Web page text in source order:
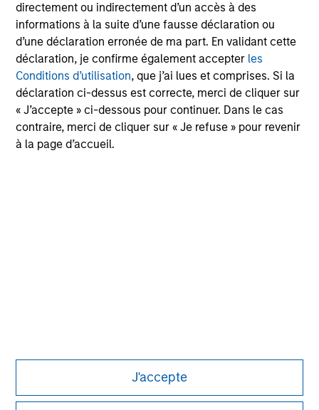
directement ou indirectement d’un accès à des
informations à la suite d’une fausse déclaration ou
d’une déclaration erronée de ma part. En validant cette
déclaration, je confirme également accepter les
Conditions d’utilisation, que j’ai lues et comprises. Si la
déclaration ci-dessus est correcte, merci de cliquer sur
« J’accepte » ci-dessous pour continuer. Dans le cas
contraire, merci de cliquer sur « Je refuse » pour revenir
à la page d’accueil.
J'accepte
May not represent all Team Members.
The information on this page is for informational
purposes only. The information contained herein does
not constitute and should not be construed as an
offering of advisory services or an offer to sell or a
solicitation of an offer to buy any securities in any
jurisdiction in which such offer or solicitation,